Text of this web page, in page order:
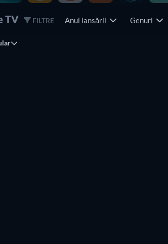
TV FILTRE Anul lansării Genuri